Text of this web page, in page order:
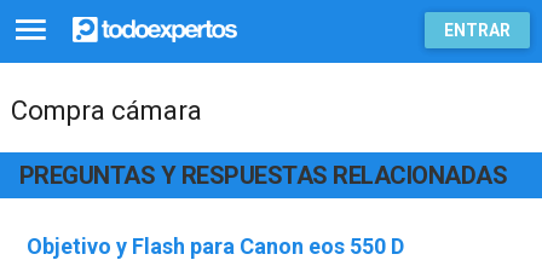
ENTRAR
Compra cámara
PREGUNTAS Y RESPUESTAS RELACIONADAS
Objetivo y Flash para Canon eos 550 D